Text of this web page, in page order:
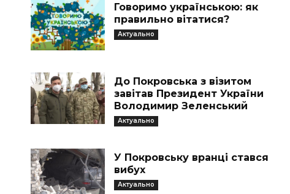
Говоримо українською: як
правильно вітатися?
Актуально
До Покровська з візитом
завітав Президент України
Володимир Зеленський
Актуально
У Покровську вранці стався
вибух
Актуально